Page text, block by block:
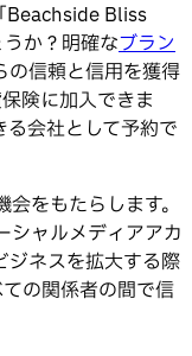
Beachside Bliss
か？明確なブラン
の信頼と信用を獲得
険に加入できま
会社として予約で
をもたらします。
シャルメディアアカ
ジネスを拡大する際
の関係者の間で信